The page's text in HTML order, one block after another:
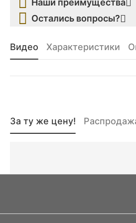
Остались вопросы?
Видео Характеристики
За ту же цену!